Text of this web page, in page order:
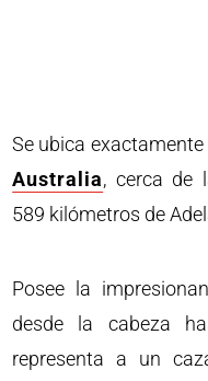
Se ubica
Australia, cerca de
589 kilómetros de
Posee la
desde la cabeza
representa a un